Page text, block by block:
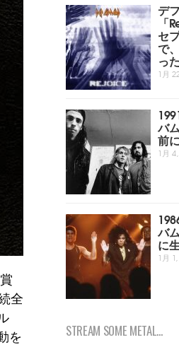
全
を
デ
「
セ
で
っ
1月
バ
前
1月
バ
に
1月
STREAM SOME METAL...